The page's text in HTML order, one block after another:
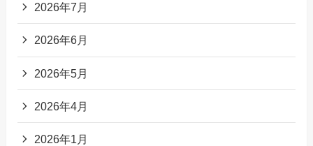
2026年7月
2026年6月
2026年5月
2026年4月
2026年1月